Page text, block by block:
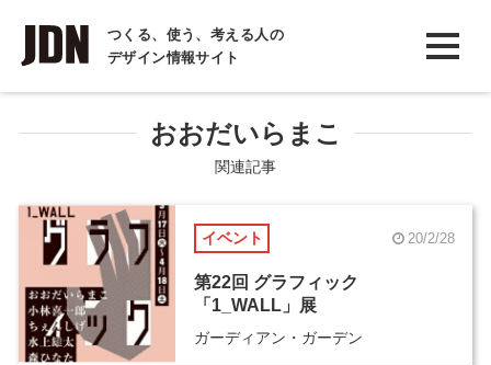
つくる、使う、考える人の
デザイン情報サイト
INTERVIEW
インタビュー
REPORT
COLUMN
コラム
おおだいらまこ
関連記事
イベント 20/2/28
第22回 グラフィック
「1_WALL」展
ガーディアン・ガーデン